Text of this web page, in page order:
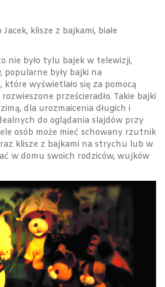
klisze z bajkami, białe
nie było tylu bajek w telewizji,
były bajki na
wyświetlało się za pomocą
prześcieradło. Takie bajki
dla urozmaicenia długich i
do oglądania slajdów przy
osób może mieć schowany rzutnik
klisze z bajkami na strychu lub w
w domu swoich rodziców, wujków